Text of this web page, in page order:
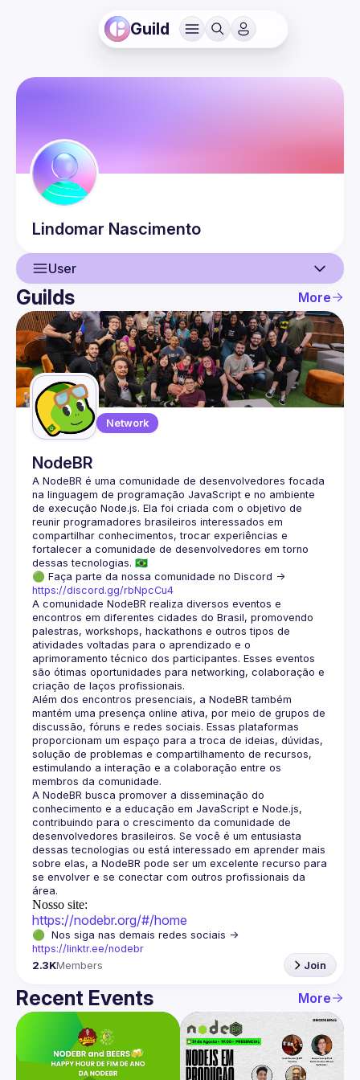
Guild
Lindomar Nascimento
User
User
Events
Guilds
Guilds More
Network
NodeBR
A NodeBR é uma comunidade de desenvolvedores focada
na linguagem de programação JavaScript e no ambiente
de execução Node.js. Ela foi criada com o objetivo de
reunir programadores brasileiros interessados em
compartilhar conhecimentos, trocar experiências e
fortalecer a comunidade de desenvolvedores em torno
🟢 Faça parte da nossa comunidade no Discord ->
https://discord.gg/rbNpcCu4
A comunidade NodeBR realiza diversos eventos e
encontros em diferentes cidades do Brasil, promovendo
palestras, workshops, hackathons e outros tipos de
atividades voltadas para o aprendizado e o
aprimoramento técnico dos participantes. Esses eventos
são ótimas oportunidades para networking, colaboração e
Além dos encontros presenciais, a NodeBR também
mantém uma presença online ativa, por meio de grupos de
discussão, fóruns e redes sociais. Essas plataformas
proporcionam um espaço para a troca de ideias, dúvidas,
solução de problemas e compartilhamento de recursos,
estimulando a interação e a colaboração entre os
A NodeBR busca promover a disseminação do
conhecimento e a educação em JavaScript e Node.js,
contribuindo para o crescimento da comunidade de
desenvolvedores brasileiros. Se você é um entusiasta
dessas tecnologias ou está interessado em aprender mais
sobre elas, a NodeBR pode ser um excelente recurso para
se envolver e se conectar com outros profissionais da
Nosso site:
https://nodebr.org/#/home
https://linktr.ee/nodebr
2.3KMembers Join
Recent Events More